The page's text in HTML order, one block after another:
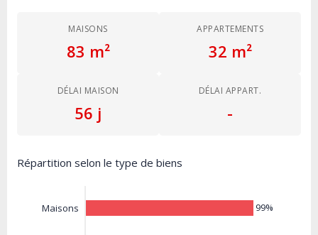
MAISONS
83 m²
APPARTEMENTS
32 m²
DÉLAI MAISON
56 j
DÉLAI APPART.
-
Répartition selon le type de biens
Maisons 99%